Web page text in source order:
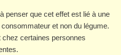
penser que cet effet est lié à une
et non du légume.
certaines personnes